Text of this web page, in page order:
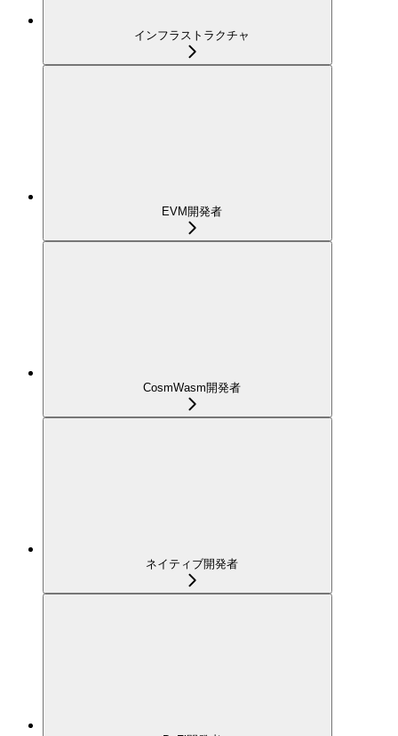
インフラストラクチャ
EVM開発者
CosmWasm開発者
ネイティブ開発者